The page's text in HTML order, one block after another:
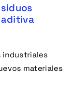
industriales
materiales